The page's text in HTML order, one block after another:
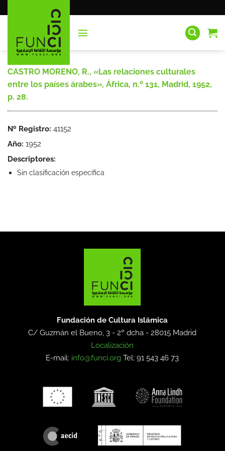
al
CASTRO MORENO, R., «Las relaciones culturales
entre los países árabes», África, n.º 131, Madrid, 1952,
p. 28.
Nº Registro: 41152
Año: 1952
Descriptores:
Sin clasificación específica
Fundación de Cultura Islámica
C/ Guzmán el Bueno, 3 - 2º dcha -28015 Madrid
Localización
E-mail: info@funci.org Tel: 91 543 46 73